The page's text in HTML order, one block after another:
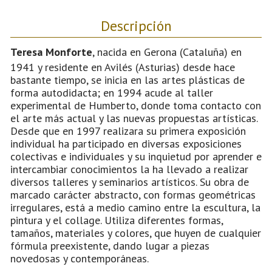
Descripción
Teresa Monforte, nacida en Gerona (Cataluña) en
1941 y residente en Avilés (Asturias) desde hace
bastante tiempo, se inicia en las artes plásticas de
forma autodidacta; en 1994 acude al taller
experimental de Humberto, donde toma contacto con
el arte más actual y las nuevas propuestas artísticas.
Desde que en 1997 realizara su primera exposición
individual ha participado en diversas exposiciones
colectivas e individuales y su inquietud por aprender e
intercambiar conocimientos la ha llevado a realizar
diversos talleres y seminarios artísticos. Su obra de
marcado carácter abstracto, con formas geométricas
irregulares, está a medio camino entre la escultura, la
pintura y el collage. Utiliza diferentes formas,
tamaños, materiales y colores, que huyen de cualquier
fórmula preexistente, dando lugar a piezas
novedosas y contemporáneas.